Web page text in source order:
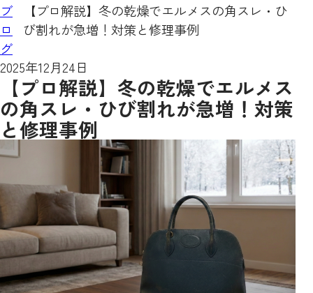
ブ
ロ
グ
【プロ解説】冬の乾燥でエルメスの角スレ・ひ
び割れが急増！対策と修理事例
2025年12月24日
【プロ解説】冬の乾燥でエルメス
の角スレ・ひび割れが急増！対策
と修理事例